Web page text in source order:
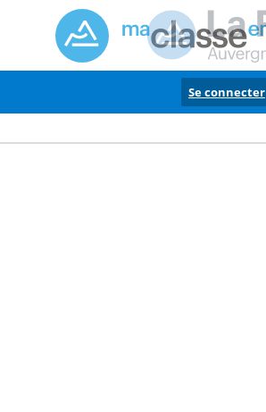
Se connecter